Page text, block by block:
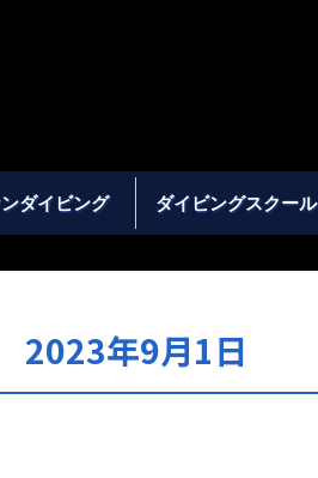
ダイビング ダイビングスクール
2023年9月1日